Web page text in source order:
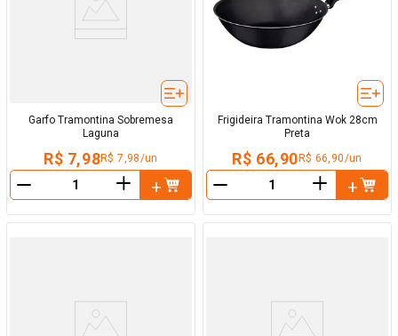
Garfo Tramontina Sobremesa
Laguna
R$ 7,98R$ 7,98/un
＋
Frigideira Tramontina Wok 28cm
Preta
R$ 66,90 R$ 66,90/un
＋